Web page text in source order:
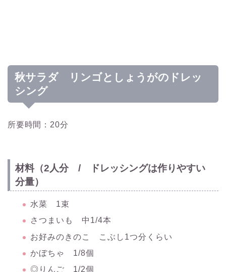
秋サラダ リンゴとしょうがのドレッ
シング
所要時間：20分
材料（2人分 / ドレッシングは作りやすい
分量）
水菜 1束
さつまいも 中1/4本
お好みのきのこ こぶし1つ分くらい
かぼちゃ 1/8個
◎りんご 1/2個